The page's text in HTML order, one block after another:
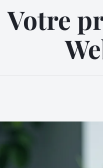
Votre